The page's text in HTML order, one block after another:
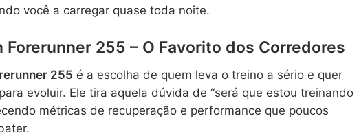
você a carregar quase toda noite.
Forerunner 255 – O Favorito dos Corredores
255 é a escolha de quem leva o treino a sério e quer
evoluir. Ele tira aquela dúvida de “será que estou treinando
métricas de recuperação e performance que poucos